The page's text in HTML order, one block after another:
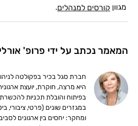
מגוון קורסים למנהלים.
המאמר נכתב על ידי פרופ'
חברת סגל בכיר בפקולטה
היא מרצה, חוקרת, יועצת
בפיתוח והובלת תכניות
במגזרים שונים (פרטי, ציבורי,
ומחקר: יחסים בין ארגונים